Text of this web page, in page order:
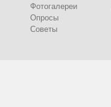
Фотогалереи
Опросы
Советы